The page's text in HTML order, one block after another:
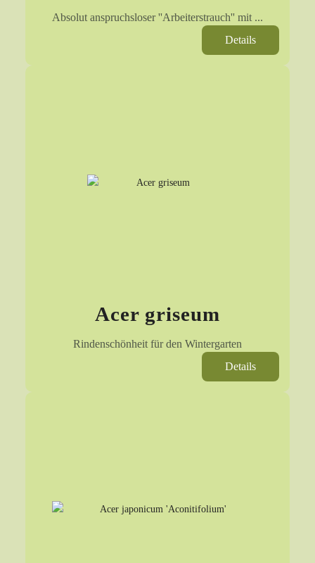
Absolut anspruchsloser ''Arbeiterstrauch'' mit ...
Details
Acer griseum
Rindenschönheit für den Wintergarten
Details